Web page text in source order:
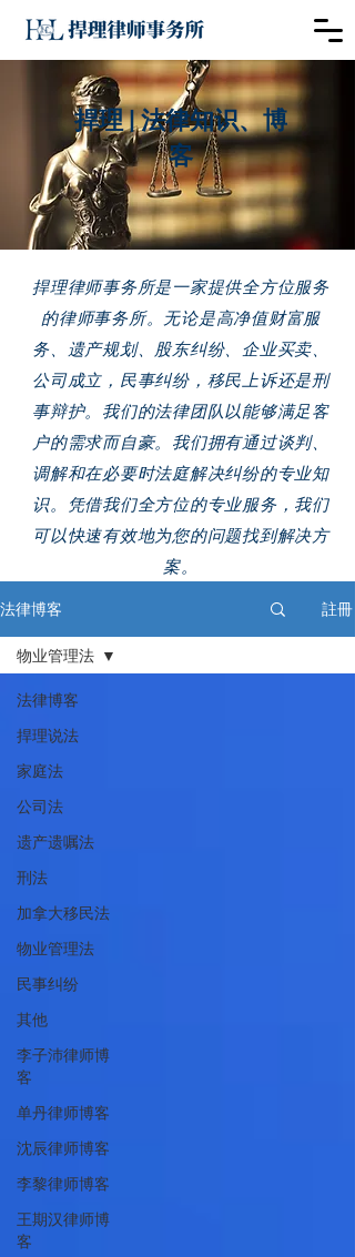
捍理 | 法律知识、博
客
捍理律师事务所是一家提供全方位服务
的律师事务所。无论是高净值财富服
务、遗产规划、股东纠纷、企业买卖、
公司成立，民事纠纷，移民上诉还是刑
事辩护。我们的法律团队以能够满足客
户的需求而自豪。我们拥有通过谈判、
调解和在必要时法庭解决纠纷的专业知
识。凭借我们全方位的专业服务，我们
可以快速有效地为您的问题找到解决方
案。
法律博客 註冊
法律博客
捍理说法
家庭法
公司法
遗产遗嘱法
刑法
加拿大移民法
物业管理法
民事纠纷
其他
李子沛律师博
客
单丹律师博客
沈辰律师博客
李黎律师博客
王期汉律师博
客
物业管理法